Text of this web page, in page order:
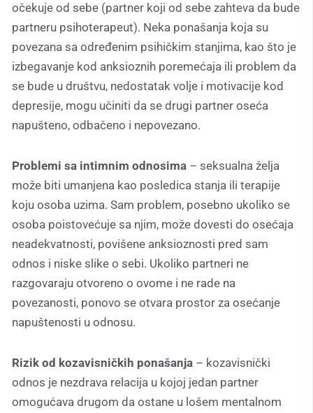
očekuje od sebe (partner koji od sebe zahteva da bude
partneru psihoterapeut). Neka ponašanja koja su
povezana sa određenim psihičkim stanjima, kao što je
izbegavanje kod anksioznih poremećaja ili problem da
se bude u društvu, nedostatak volje i motivacije kod
depresije, mogu učiniti da se drugi partner oseća
napušteno, odbačeno i nepovezano.
Problemi sa intimnim odnosima – seksualna želja
može biti umanjena kao posledica stanja ili terapije
koju osoba uzima. Sam problem, posebno ukoliko se
osoba poistovećuje sa njim, može dovesti do osećaja
neadekvatnosti, povišene anksioznosti pred sam
odnos i niske slike o sebi. Ukoliko partneri ne
razgovaraju otvoreno o ovome i ne rade na
povezanosti, ponovo se otvara prostor za osećanje
napuštenosti u odnosu.
Rizik od kozavisničkih ponašanja – kozavisnički
odnos je nezdrava relacija u kojoj jedan partner
omogućava drugom da ostane u lošem mentalnom